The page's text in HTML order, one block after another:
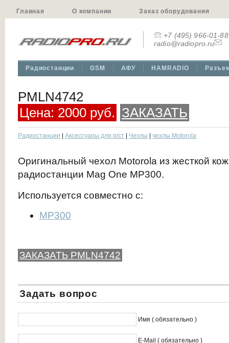
Главная О компании Заказ оборудования
+7 (495) 966-01-88
radio@radiopro.ru
Радиостанции GSM АФУ HAMRADIO
PMLN4742
Цена: 2000 руб. ЗАКАЗАТЬ
Радиостанции Аксессуары для р/ст Чехлы чехлы Motorola
Оригинальный чехол Motorola из жесткой
радиостанции Mag One MP300.
Используется совместно с:
MP300
ЗАКАЗАТЬ PMLN4742
Задать вопрос
Имя ( обязательно )
E-Mail ( обязательно )